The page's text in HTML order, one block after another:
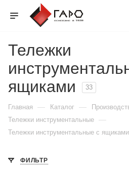
Тележки
ящиками
33
Главная — Каталог —
Тележки инструментальные —
Тележки инструментальные с ящиками
ФИЛЬТР